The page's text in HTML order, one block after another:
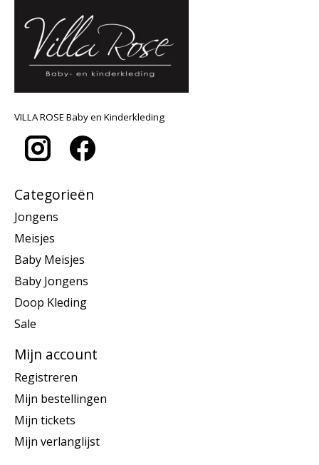
VILLA ROSE Baby en Kinderkleding
Categorieën
Jongens
Meisjes
Baby Meisjes
Baby Jongens
Doop Kleding
Sale
Mijn account
Registreren
Mijn bestellingen
Mijn tickets
Mijn verlanglijst